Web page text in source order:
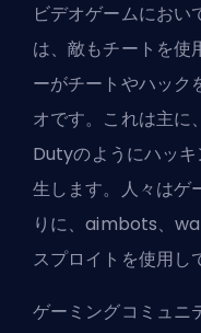
ビデオゲームにお
は、敵もチートを使
ーがチートやハック
オです。これは主
Dutyのようにハッ
生します。人々はゲ
りに、aimbots、
スプロイトを使用し
ゲーミングコミュニ